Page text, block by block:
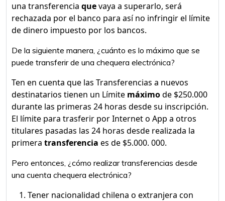
una transferencia quevaya a superarlo, será
rechazada por el banco para así no infringir el límite
de dinero impuesto por los bancos.
De la siguiente manera, ¿cuánto es lo máximo que se
puede transferir de una chequera electrónica?
Ten en cuenta que las Transferencias a nuevos
destinatarios tienen un Límite máximode $250.000
durante las primeras 24 horas desde su inscripción.
El límite para trasferir por Internet o App a otros
titulares pasadas las 24 horas desde realizada la
primera transferencia es de $5.000. 000.
Pero entonces, ¿cómo realizar transferencias desde
una cuenta chequera electrónica?
Tener nacionalidad chilena o extranjera con